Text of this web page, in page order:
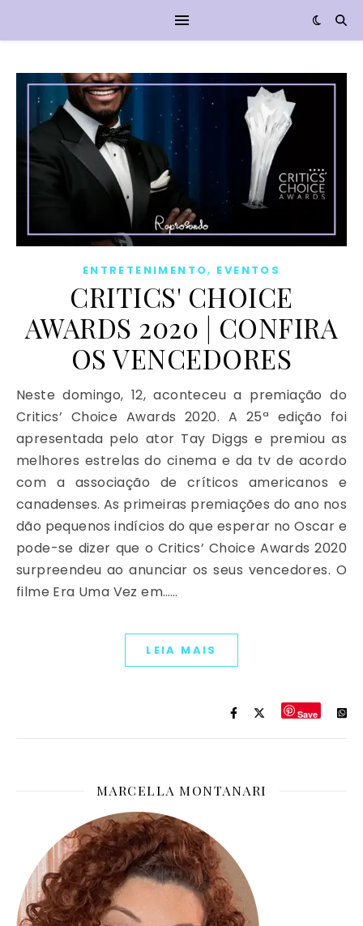
ENTRETENIMENTO, EVENTOS
CRITICS' CHOICE
AWARDS 2020 | CONFIRA
OS VENCEDORES
Neste domingo, 12, aconteceu a premiação do
Critics’ Choice Awards 2020. A 25ª edição foi
apresentada pelo ator Tay Diggs e premiou as
melhores estrelas do cinema e da tv de acordo
com a associação de críticos americanos e
canadenses. As primeiras premiações do ano nos
dão pequenos indícios do que esperar no Oscar e
pode-se dizer que o Critics’ Choice Awards 2020
surpreendeu ao anunciar os seus vencedores. O
filme Era Uma Vez em……
LEIA MAIS
Save
MARCELLA MONTANARI